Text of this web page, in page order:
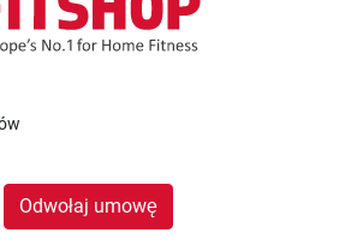
Odwołaj umowę